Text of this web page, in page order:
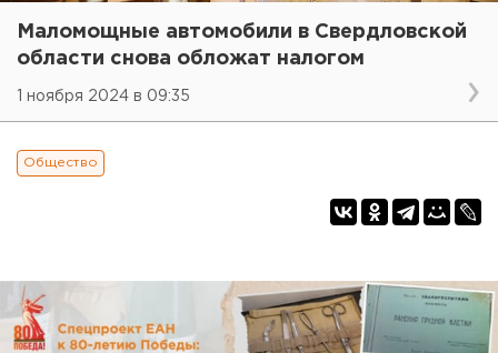
Маломощные автомобили в Свердловской
области снова обложат налогом
1 ноября 2024 в 09:35
Общество